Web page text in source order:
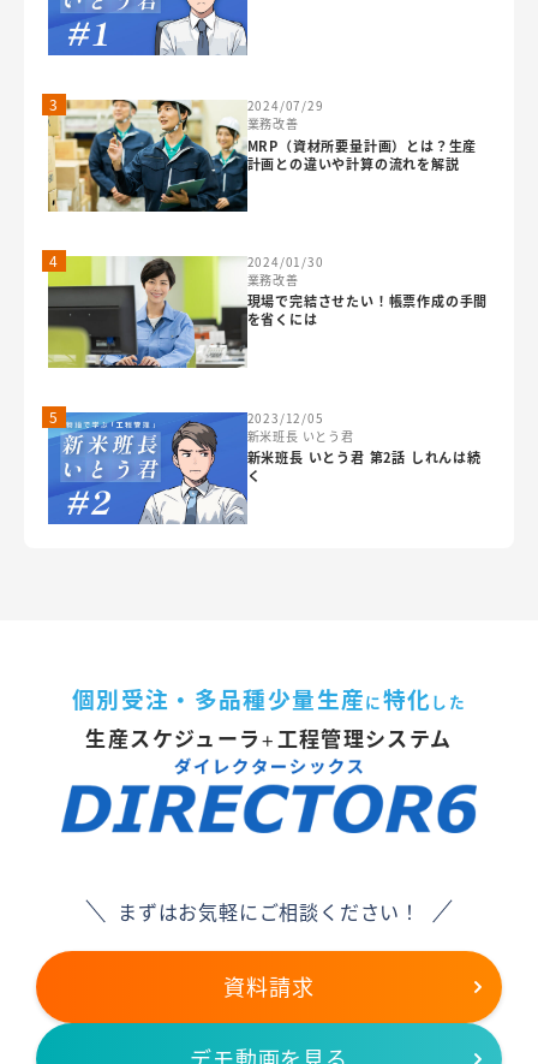
3
2024/07/29
業務改善
MRP（資材所要量計画）とは？生産
計画との違いや計算の流れを解説
4
2024/01/30
業務改善
現場で完結させたい！帳票作成の手間
を省くには
5
2023/12/05
新米班長 いとう君
新米班長 いとう君 第2話 しれんは続
く
個別受注・多品種少量生産に特化した
生産スケジューラ ＋ 工程管理システム
まずはお気軽にご相談ください！
資料請求